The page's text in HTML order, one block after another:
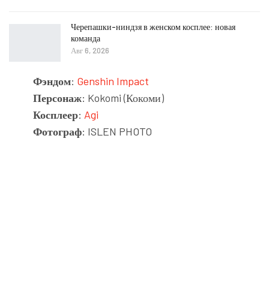
Черепашки-ниндзя в женском косплее: новая
команда
Авг 6, 2026
Фэндом: Genshin Impact
Персонаж: Kokomi (Кокоми)
Косплеер: Agi
Фотограф: ISLEN PHOTO